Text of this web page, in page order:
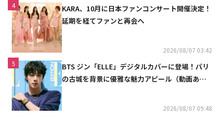
4
KARA、10月に日本ファンコンサート開催決定！
延期を経てファンと再会へ
2026/08/07 03:42
5
BTS ジン「ELLE」デジタルカバーに登場！パリ
の古城を背景に優雅な魅力アピール（動画あ
2026/08/07 09:48